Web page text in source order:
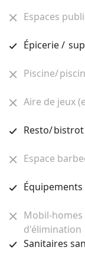
Espaces
Épicerie /
Piscine/
Aire de jeux
Resto/ bistrot
Espace
Mobil-
d'élimination
Sanitaires